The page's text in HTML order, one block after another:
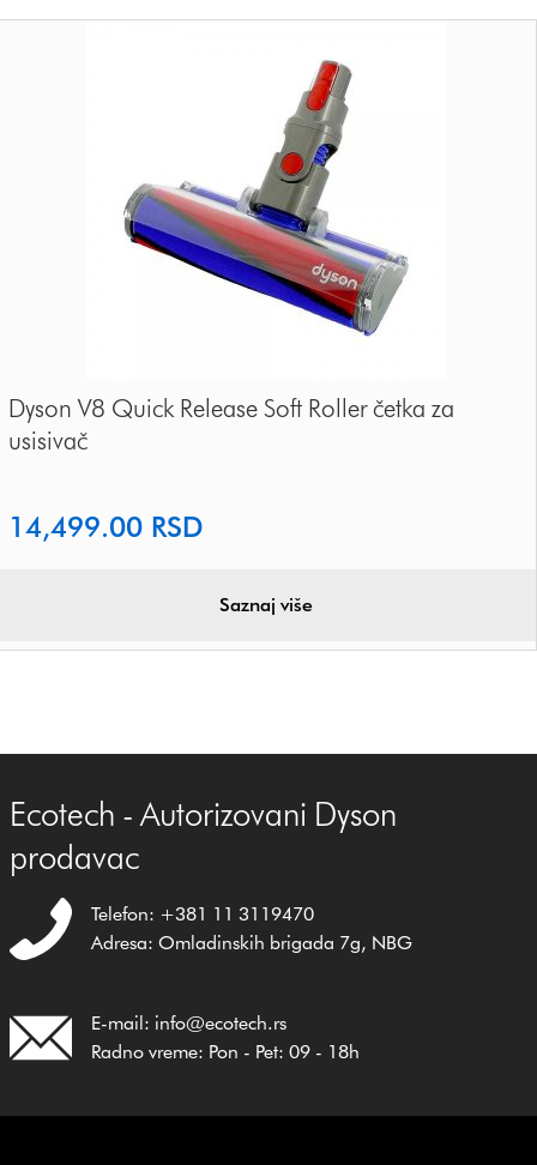
Dyson V8 Quick Release Soft Roller četka za
usisivač
14,499.00 RSD
Saznaj više
Ecotech - Autorizovani Dyson
prodavac
Telefon: +381 11 3119470
Adresa: Omladinskih brigada 7g, NBG
E-mail: info@ecotech.rs
Radno vreme: Pon - Pet: 09 - 18h